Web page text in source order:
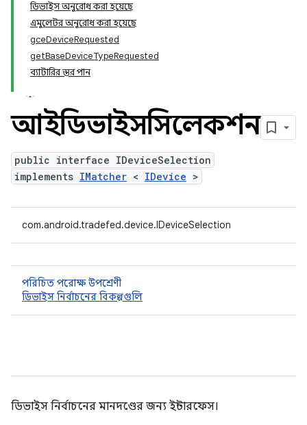
ডিভাইস অনুরোধ করা হয়েছে
এমুলেটর অনুরোধ করা হয়েছে
gceDeviceRequested
getBaseDeviceTypeRequested
ব্যাটারির স্তর পান
আইডিভাইসসিলেকশন
public interface IDeviceSelection
implements IMatcher < IDevice >
com.android.tradefed.device.IDeviceSelection
পরিচিত পরোক্ষ উপশ্রেণী
ডিভাইস নির্বাচনের বিকল্পগুলি
ডিভাইস নির্বাচনের মানদণ্ডের জন্য ইন্টারফেস।